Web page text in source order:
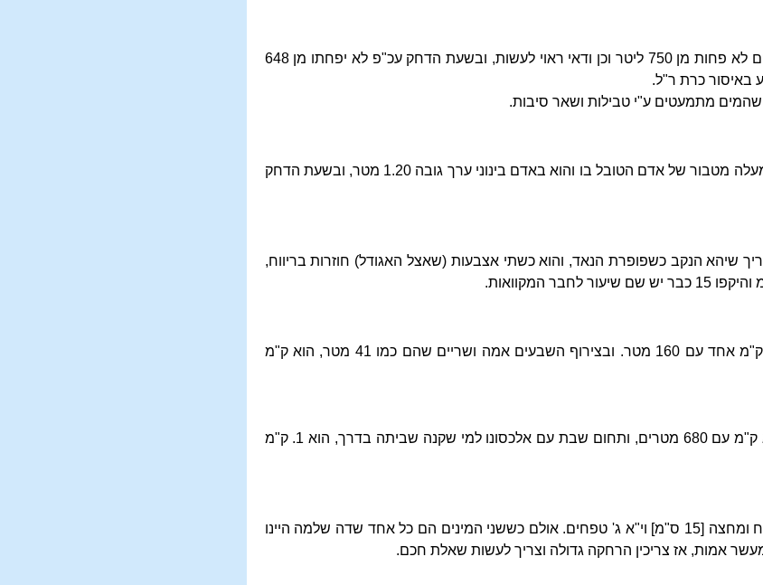
שיעור המקווה יש מחמירים שיהא בו מים לא פחות מן 750 ליטר וכן ודאי ראוי לעשות, ובשעת הדחק עכ"פ לא יפחתו מן 648
באיסור כרת ר"ל.
שהמים מתמעטים ע"י טבילות ושאר סיבות.
צריך שיהא גובה המים כמו חצי אמה למעלה מטבור של אדם הטובל בו והוא באדם בינוני ערך גובה 1.20 מטר, ובשעת הדחק
שיהא הנקב כשפופרת הנאד, והוא כשתי אצבעות (שאצל האגודל) חוזרות בריווח,
תחום שבת שיעורו אלפיים אמה, והוא ק"מ אחד עם 160 מטר. ובצירוף השבעים אמה ושריים שהם כמו 41 מטר, הוא ק"מ
התחום שבת של העיר עם אלכסונו הוא ק"מ עם 680 מטרים, ותחום שבת עם אלכסונו למי שקנה שביתה בדרך, הוא 1. ק"מ
שיעור הרחקה בין שני מיני ירק, הוא טפח ומחצה [15 ס"מ] וי"א ג' טפחים. אולם כששני המינים הם כל אחד שדה שלמה היינו
אמות, אז צריכין הרחקה גדולה וצריך לעשות שאלת חכם.